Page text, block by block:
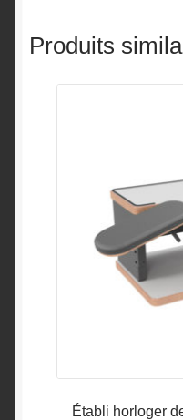
Produits
Établi horloger